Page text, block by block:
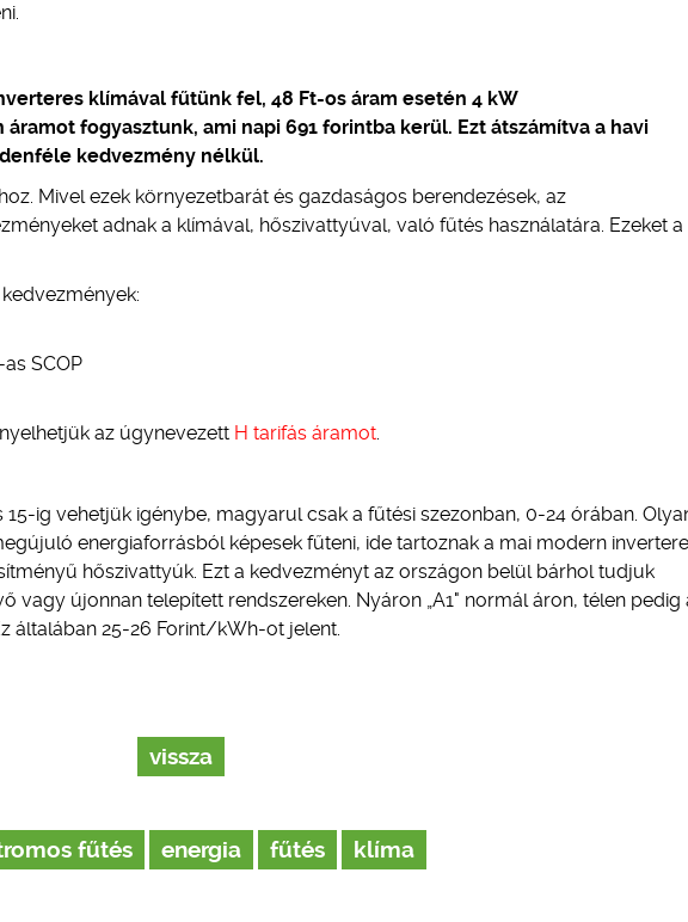
klímával fűtünk fel, 48 Ft-os áram esetén 4 kW
fogyasztunk, ami napi 691 forintba kerül. Ezt átszámítva a havi
kedvezmény nélkül.
Mivel ezek környezetbarát és gazdaságos berendezések, az
adnak a klímával, hőszivattyúval, való fűtés használatára. Ezeket a
SCOP
az úgynevezett H tarifás áramot.
ig vehetjük igénybe, magyarul csak a fűtési szezonban, 0-24 órában.
energiaforrásból képesek fűteni, ide tartoznak a mai modern
hőszivattyúk. Ezt a kedvezményt az országon belül bárhol tudjuk
vagy újonnan telepített rendszereken. Nyáron „A1" normál áron, télen pedig
általában 25-26 Forint/kWh-ot jelent.
vissza
fűtés energia fűtés klíma